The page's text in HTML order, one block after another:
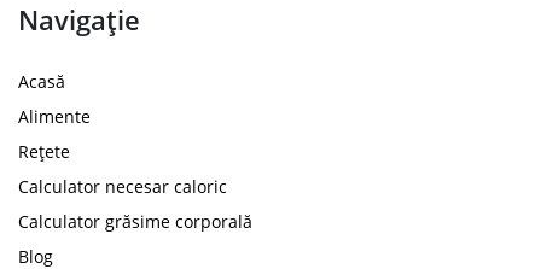
Navigație
Acasă
Alimente
Rețete
Calculator necesar caloric
Calculator grăsime corporală
Blog